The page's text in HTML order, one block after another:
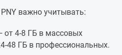
важно учитывать:
4-8 ГБ в массовых
48 ГБ в профессиональных.